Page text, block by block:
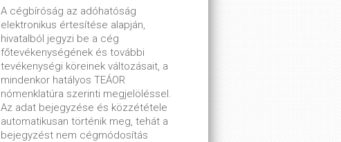
A cégbíróság az adóhatóság
elektronikus értesítése alapján,
hivatalból jegyzi be a cég
főtevékenységének és további
tevékenységi köreinek változásait, a
mindenkor hatályos TEÁOR
nómenklatúra szerinti megjelöléssel.
Az adat bejegyzése és közzététele
automatikusan történik meg, tehát a
bejegyzést nem cégmódosítás